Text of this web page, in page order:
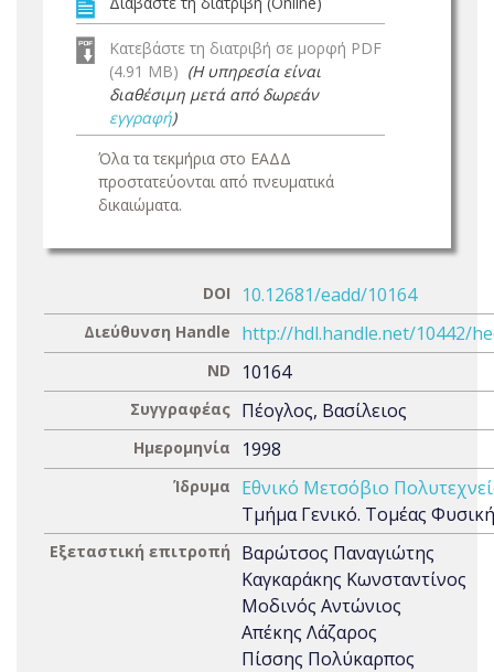
Κατεβάστε τη διατριβή σε μορφή PDF
(4.91 MB) (Η υπηρεσία είναι
διαθέσιμη μετά από δωρεάν
εγγραφή)
Όλα τα τεκμήρια στο ΕΑΔΔ
προστατεύονται από πνευματικά
δικαιώματα.
DOI 10.12681/eadd/10164
Διεύθυνση Handle http://hdl.handle.net/10442/
ND 10164
Συγγραφέας Πέογλος, Βασίλειος
Ημερομηνία 1998
Ίδρυμα
Εθνικό Μετσόβιο
Τμήμα Γενικό. Τομέας
Εξεταστική επιτροπή
Βαρώτσος Παναγιώτης
Καγκαράκης Κωνσταντίνος
Μοδινός Αντώνιος
Απέκης Λάζαρος
Πίσσης Πολύκαρπος